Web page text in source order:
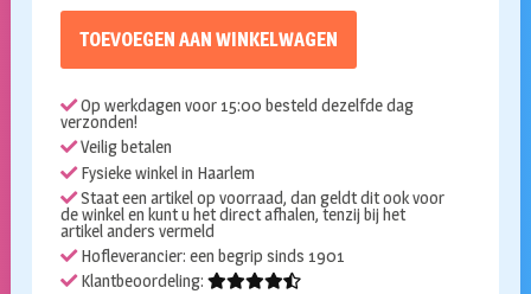
TOEVOEGEN AAN WINKELWAGEN
Op werkdagen voor 15:00 besteld dezelfde dag
verzonden!
Veilig betalen
Fysieke winkel in Haarlem
Staat een artikel op voorraad, dan geldt dit ook voor
de winkel en kunt u het direct afhalen, tenzij bij het
artikel anders vermeld
Hofleverancier: een begrip sinds 1901
Klantbeoordeling: